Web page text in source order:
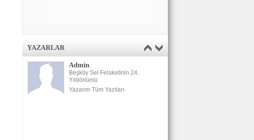
YAZARLAR
Admin
Beşköy Sel Felaketinin 24.
Yıldönümü
Yazarım Tüm Yazıları